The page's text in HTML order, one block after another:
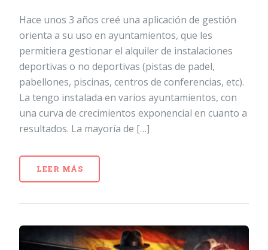
Hace unos 3 años creé una aplicación de gestión
orienta a su uso en ayuntamientos, que les
permitiera gestionar el alquiler de instalaciones
deportivas o no deportivas (pistas de padel,
pabellones, piscinas, centros de conferencias, etc).
La tengo instalada en varios ayuntamientos, con
una curva de crecimientos exponencial en cuanto a
resultados. La mayoría de […]
LEER MÁS